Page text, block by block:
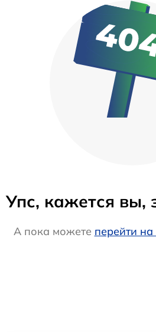
Упс, кажется вы,
А пока можете перейти